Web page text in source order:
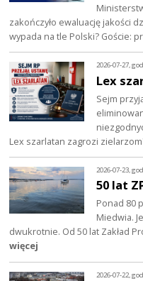
zakończyło ewaluację jakości
wypada na tle Polski? Goście:
2026-07-27,
Lex
Sejm
Lex szarlatan zagrozi
2026-07-23,
50 lat
Ponad 80
Miedwia.
dwukrotnie. Od 50 lat Zakład
więcej
2026-07-22,